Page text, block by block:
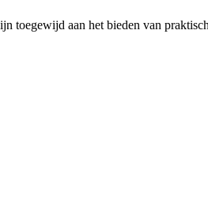
toegewijd aan het bieden van